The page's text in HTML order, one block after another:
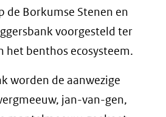
de Borkumse Stenen en
voorgesteld ter
het benthos ecosysteem.
worden de aanwezige
jan-van-gen,